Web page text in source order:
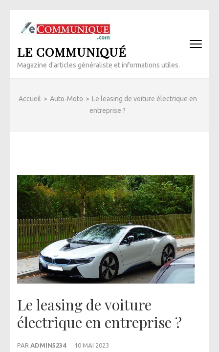
(Pressez
Entrée)
LE COMMUNIQUÉ
Magazine d'articles généraliste et informations utiles.
Accueil > Auto-Moto > Le leasing de voiture électrique en
entreprise ?
Le leasing de voiture
électrique en entreprise ?
PAR ADMIN5234
10 MAI 2023